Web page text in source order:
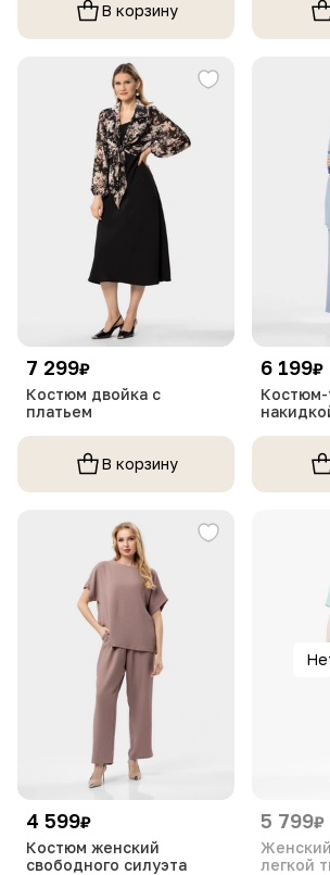
В корзину
7 299₽
Костюм двойка с
платьем
В корзину
6 199₽
Костюм-
4 599₽
Костюм женский
свободного силуэта
5 799₽
легкой